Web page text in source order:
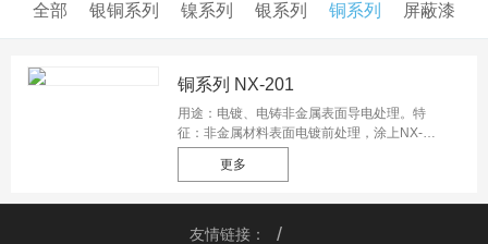
全部 银铜系列 镍系列 银系列 铜系列 屏蔽漆
铜系列 NX-201
用途：电镀、电铸非金属表面导电处理。特
征：非金属材料表面电镀前处理，涂上NX-
201后直接电镀（电铸）
更多
友情链接：